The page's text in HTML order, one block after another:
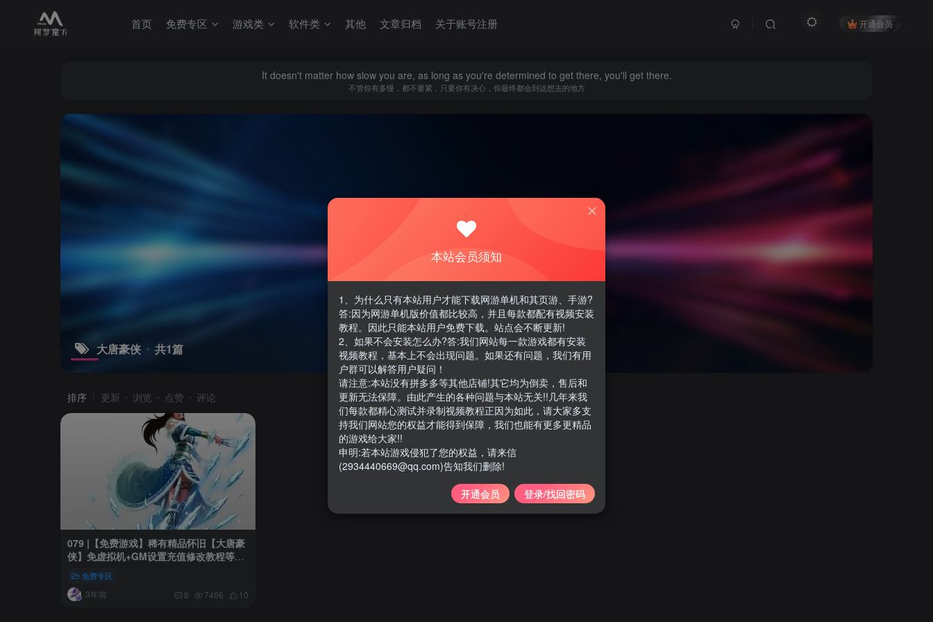
首页 免费专区 游戏类 软件类 其他 文章归档 关于账号注册 开通会员
It doesn't matter how slow you are, as long as you're determined to get there, you'll get there.
不管你有多慢，都不要紧，只要你有决心，你最终都会到达想去的地方
大唐豪侠 共1篇
排序 更新 浏览 点赞 评论
079 |【免费游戏】稀有精品怀旧【大唐豪
侠】免虚拟机+GM设置充值修改教程等内
免费专区
3年前 8 7466 10
本站会员须知
1、为什么只有本站用户才能下载网游单机和其页游、手游?
答:因为网游单机版价值都比较高，并且每款都配有视频安装
教程。因此只能本站用户免费下载。站点会不断更新!
2、如果不会安装怎么办?答:我们网站每一款游戏都有安装
视频教程，基本上不会出现问题。如果还有问题，我们有用
户群可以解答用户疑问！
请注意:本站没有拼多多等其他店铺!其它均为倒卖，售后和
更新无法保障。由此产生的各种问题与本站无关!!几年来我
们每款都精心测试并录制视频教程正因为如此，请大家多支
持我们网站您的权益才能得到保障，我们也能有更多更精品
的游戏给大家!!
申明:若本站游戏侵犯了您的权益，请来信
(2934440669@qq.com)告知我们删除!
开通会员 登录/找回密码